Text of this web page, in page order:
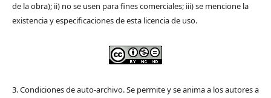
de la obra); ii) no se usen para fines comerciales; iii) se mencione la
existencia y especificaciones de esta licencia de uso.
3. Condiciones de auto-archivo. Se permite y se anima a los autores a